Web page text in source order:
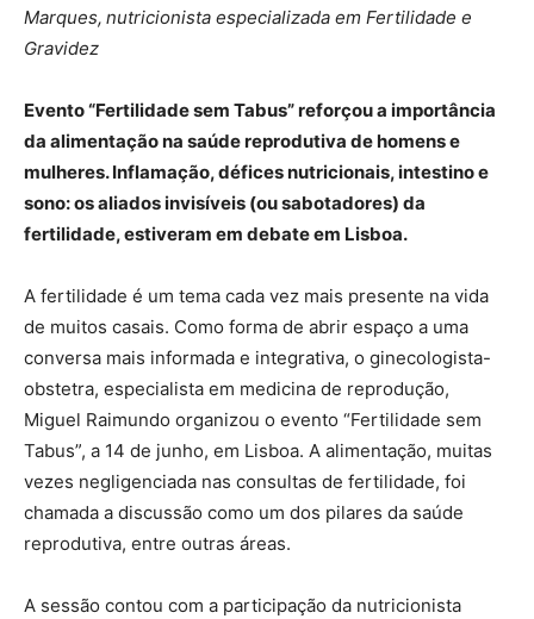
Marques, nutricionista especializada em Fertilidade e
Gravidez
Evento “Fertilidade sem Tabus” reforçou a importância
da alimentação na saúde reprodutiva de homens e
mulheres. Inflamação, défices nutricionais, intestino e
sono: os aliados invisíveis (ou sabotadores) da
fertilidade, estiveram em debate em Lisboa.
A fertilidade é um tema cada vez mais presente na vida
de muitos casais. Como forma de abrir espaço a uma
conversa mais informada e integrativa, o ginecologista-
obstetra, especialista em medicina de reprodução,
Miguel Raimundo organizou o evento “Fertilidade sem
Tabus”, a 14 de junho, em Lisboa. A alimentação, muitas
vezes negligenciada nas consultas de fertilidade, foi
chamada a discussão como um dos pilares da saúde
reprodutiva, entre outras áreas.
A sessão contou com a participação da nutricionista